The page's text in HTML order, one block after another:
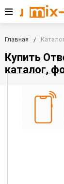
Главная
Купить
каталог,